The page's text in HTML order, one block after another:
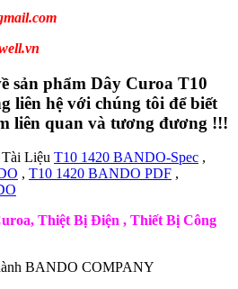
sản phẩm Dây Curoa T10
liên hệ với chúng tôi để biết
liên quan và tương đương !!!
Liệu T10 1420 BANDO-Spec ,
, T10 1420 BANDO PDF ,
Thiệt Bị Điện , Thiết Bị Công
BANDO COMPANY